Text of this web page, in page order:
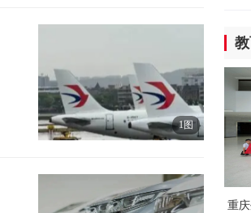
1图
6小
理
勒“
6小
重